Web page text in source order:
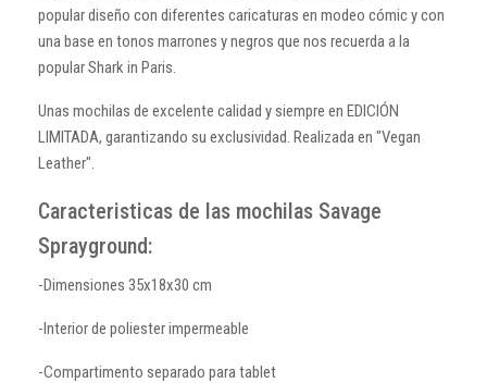
popular diseño con diferentes caricaturas en modeo cómic y con
una base en tonos marrones y negros que nos recuerda a la
popular Shark in Paris.
Unas mochilas de excelente calidad y siempre en EDICIÓN
LIMITADA, garantizando su exclusividad. Realizada en "Vegan
Leather".
Caracteristicas de las mochilas Savage
Sprayground:
-Dimensiones 35x18x30 cm
-Interior de poliester impermeable
-Compartimento separado para tablet